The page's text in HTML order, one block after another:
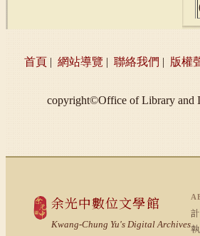
首頁 | 網站導覽 | 聯絡我們 | 版權
copyright©Office of Library
余光中數位文學館
Kwang-Chung Yu's Digital Archives